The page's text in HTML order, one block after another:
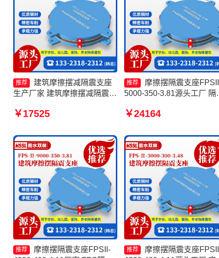
推荐
建筑摩擦摆减隔震支座
生产厂家 建筑摩擦摆减隔震支
10000-350-3.81生产厂家 摩
350-3.81源头工厂
￥17525
推荐
摩擦摆隔震支座
5000-350-3.81源头工厂 隔
支座源头工厂 建筑摩擦隔
￥24164
推荐
摩擦摆隔震支座FPSII-
推荐
摩擦摆隔震支座